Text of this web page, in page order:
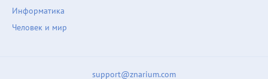
Информатика
Человек и мир
support@znarium.com